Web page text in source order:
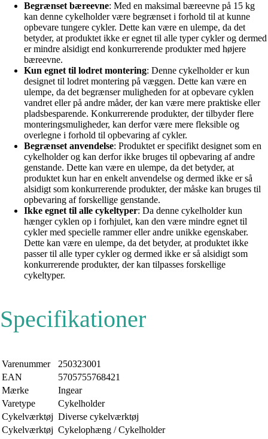
Begrænset bæreevne: Med en maksimal bæreevne på 15 kg
kan denne cykelholder være begrænset i forhold til at kunne
opbevare tungere cykler. Dette kan være en ulempe, da det
betyder, at produktet ikke er egnet til alle typer cykler og dermed
er mindre alsidigt end konkurrerende produkter med højere
bæreevne.
Kun egnet til lodret montering: Denne cykelholder er kun
designet til lodret montering på væggen. Dette kan være en
ulempe, da det begrænser muligheden for at opbevare cyklen
vandret eller på andre måder, der kan være mere praktiske eller
pladsbesparende. Konkurrerende produkter, der tilbyder flere
monteringsmuligheder, kan derfor være mere fleksible og
overlegne i forhold til opbevaring af cykler.
Begrænset anvendelse: Produktet er specifikt designet som en
cykelholder og kan derfor ikke bruges til opbevaring af andre
genstande. Dette kan være en ulempe, da det betyder, at
produktet kun har en enkelt anvendelse og dermed ikke er så
alsidigt som konkurrerende produkter, der måske kan bruges til
opbevaring af forskellige genstande.
Ikke egnet til alle cykeltyper: Da denne cykelholder kun
hænger cyklen op i forhjulet, kan den være mindre egnet til
cykler med specielle rammer eller andre unikke egenskaber.
Dette kan være en ulempe, da det betyder, at produktet ikke
passer til alle typer cykler og dermed ikke er så alsidigt som
konkurrerende produkter, der kan tilpasses forskellige
cykeltyper.
Specifikationer
Varenummer
250323001
EAN
5705755768421
Mærke
Ingear
Varetype
Cykelholder
Cykelværktøj Diverse cykelværktøj
Cykelværktøj Cykelophæng / Cykelholder